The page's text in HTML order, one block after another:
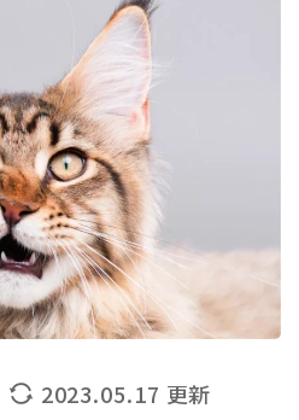
2023.05.17 更新